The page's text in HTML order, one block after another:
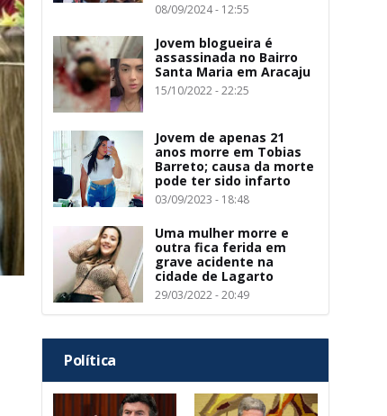
08/09/2024 - 12:55
Jovem blogueira é
assassinada no Bairro
Santa Maria em Aracaju
15/10/2022 - 22:25
Jovem de apenas 21
anos morre em Tobias
Barreto; causa da morte
pode ter sido infarto
03/09/2023 - 18:48
Uma mulher morre e
outra fica ferida em
grave acidente na
cidade de Lagarto
29/03/2022 - 20:49
Política